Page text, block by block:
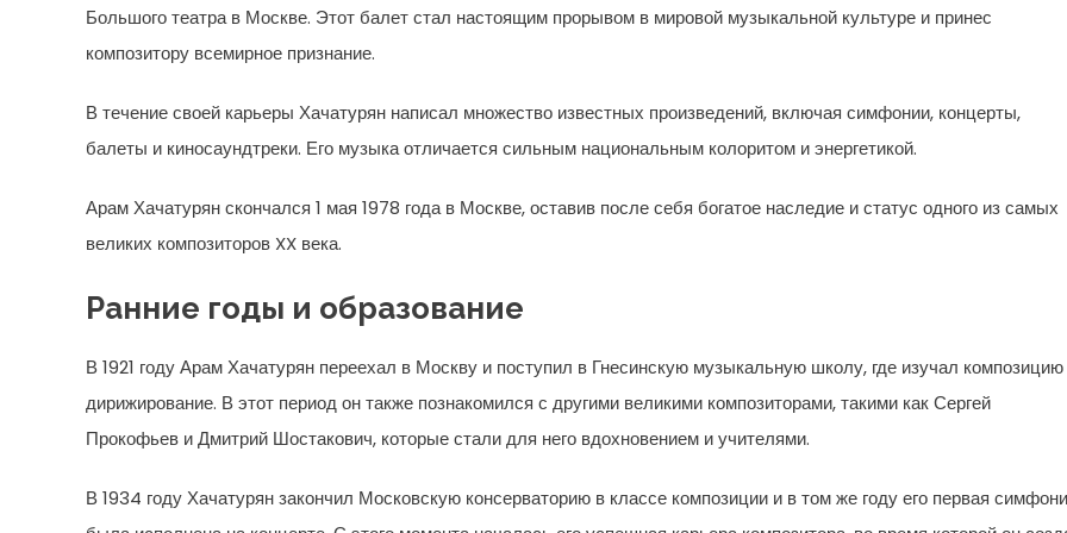
Большого театра в Москве. Этот балет стал настоящим прорывом в мировой музыкальной культуре и принес
композитору всемирное признание.
В течение своей карьеры Хачатурян написал множество известных произведений, включая симфонии, концерты,
балеты и киносаундтреки. Его музыка отличается сильным национальным колоритом и энергетикой.
Арам Хачатурян скончался 1 мая 1978 года в Москве, оставив после себя богатое наследие и статус одного из самых
великих композиторов XX века.
Ранние годы и образование
В 1921 году Арам Хачатурян переехал в Москву и поступил в Гнесинскую музыкальную школу, где изучал
дирижирование. В этот период он также познакомился с другими великими композиторами, такими как Сергей
Прокофьев и Дмитрий Шостакович, которые стали для него вдохновением и учителями.
В 1934 году Хачатурян закончил Московскую консерваторию в классе композиции и в том же году его первая